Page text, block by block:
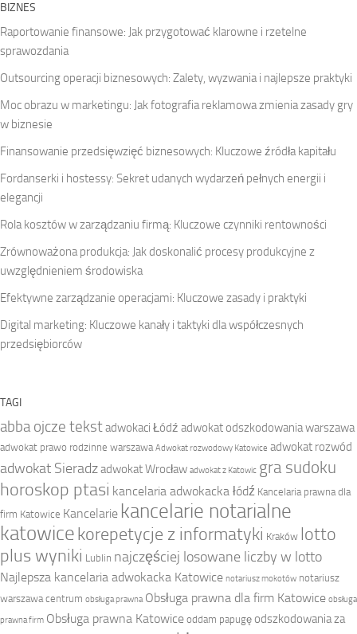
BIZNES
Raportowanie finansowe: Jak przygotować klarowne i rzetelne
sprawozdania
Outsourcing operacji biznesowych: Zalety, wyzwania i najlepsze praktyki
Moc obrazu w marketingu: Jak fotografia reklamowa zmienia zasady gry
w biznesie
Finansowanie przedsięwzięć biznesowych: Kluczowe źródła kapitału
Fordanserki i hostessy: Sekret udanych wydarzeń pełnych energii i
elegancji
Rola kosztów w zarządzaniu firmą: Kluczowe czynniki rentowności
Zrównoważona produkcja: Jak doskonalić procesy produkcyjne z
uwzględnieniem środowiska
Efektywne zarządzanie operacjami: Kluczowe zasady i praktyki
Digital marketing: Kluczowe kanały i taktyki dla współczesnych
przedsiębiorców
TAGI
abba ojcze tekstadwokaci Łódź adwokat odszkodowania warszawa
adwokat prawo rodzinne warszawa Adwokat rozwodowy Katowice adwokat rozwód
adwokat Sieradzadwokat Wrocław adwokat z Katowic gra sudoku
horoskop ptasi kancelaria adwokacka łódź Kancelaria prawna dla
firm Katowice Kancelarie kancelarie notarialne
katowicekorepetycje z informatyki Kraków lotto
plus wyniki Lublin najczęściej losowane liczby w lotto
Najlepsza kancelaria adwokacka Katowice notariusz mokotów notariusz
warszawa centrum obsługa prawna Obsługa prawna dla firm Katowice obsługa
prawna firm Obsługa prawna Katowice oddam papugę odszkodowania za